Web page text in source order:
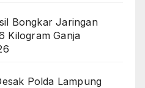
Bongkar Jaringan
Kilogram Ganja
Polda Lampung